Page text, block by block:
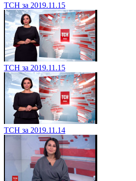
ТСН за 2019.11.15
ТСН за 2019.11.15
ТСН за 2019.11.14